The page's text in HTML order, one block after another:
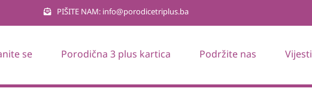
PIŠITE NAM: info@porodicetriplus.ba
se Porodična 3 plus kartica Podržite nas Vijesti